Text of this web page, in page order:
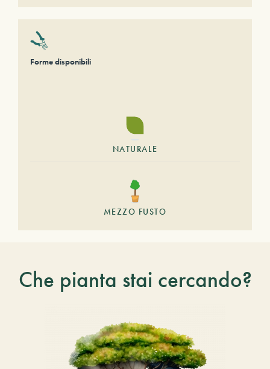
Forme disponibili
NATURALE
MEZZO FUSTO
Che pianta stai cercando?